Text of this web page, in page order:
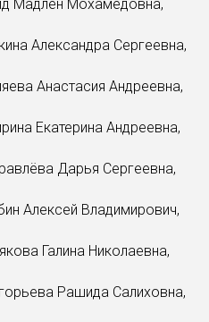
Мадлен Мохамедовна,
Александра Сергеевна,
Анастасия Андреевна,
Екатерина Андреевна,
Дарья Сергеевна,
Алексей Владимирович,
Галина Николаевна,
Рашида Салиховна,